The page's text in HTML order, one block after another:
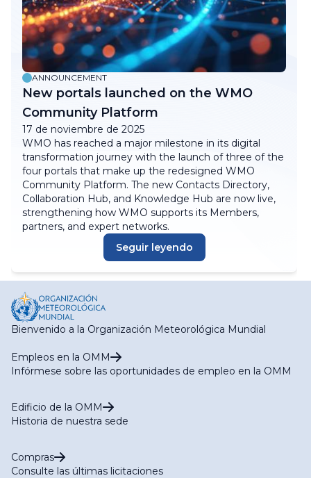
ANNOUNCEMENT
New portals launched on the WMO
Community Platform
17 de noviembre de 2025
WMO has reached a major milestone in its digital
transformation journey with the launch of three of the
four portals that make up the redesigned WMO
Community Platform. The new Contacts Directory,
Collaboration Hub, and Knowledge Hub are now live,
strengthening how WMO supports its Members,
partners, and expert networks.
Seguir leyendo
Bienvenido a la Organización Meteorológica Mundial
Empleos en la OMM
Infórmese sobre las oportunidades de empleo en la OMM
Edificio de la OMM
Historia de nuestra sede
Compras
Consulte las últimas licitaciones